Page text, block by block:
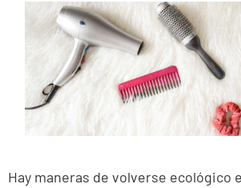
Hay maneras de volverse ecológico